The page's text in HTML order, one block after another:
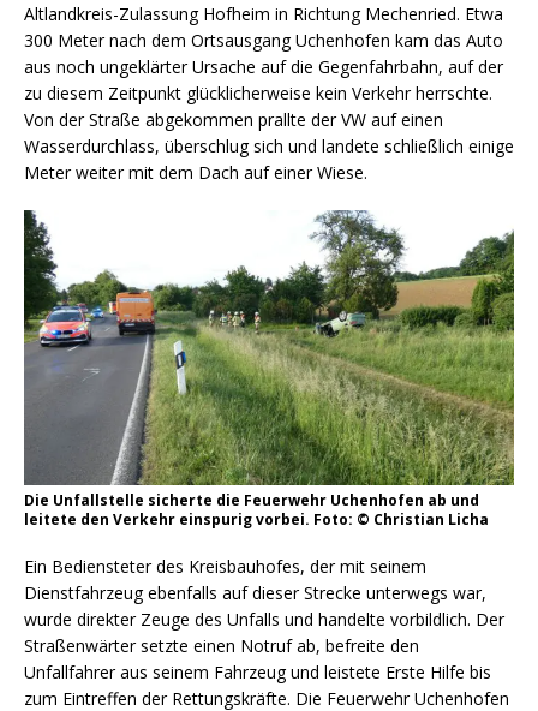
Altlandkreis-Zulassung Hofheim in Richtung Mechenried. Etwa
300 Meter nach dem Ortsausgang Uchenhofen kam das Auto
aus noch ungeklärter Ursache auf die Gegenfahrbahn, auf der
zu diesem Zeitpunkt glücklicherweise kein Verkehr herrschte.
Von der Straße abgekommen prallte der VW auf einen
Wasserdurchlass, überschlug sich und landete schließlich einige
Meter weiter mit dem Dach auf einer Wiese.
Die Unfallstelle sicherte die Feuerwehr Uchenhofen ab und
leitete den Verkehr einspurig vorbei. Foto: © Christian Licha
Ein Bediensteter des Kreisbauhofes, der mit seinem
Dienstfahrzeug ebenfalls auf dieser Strecke unterwegs war,
wurde direkter Zeuge des Unfalls und handelte vorbildlich. Der
Straßenwärter setzte einen Notruf ab, befreite den
Unfallfahrer aus seinem Fahrzeug und leistete Erste Hilfe bis
zum Eintreffen der Rettungskräfte. Die Feuerwehr Uchenhofen